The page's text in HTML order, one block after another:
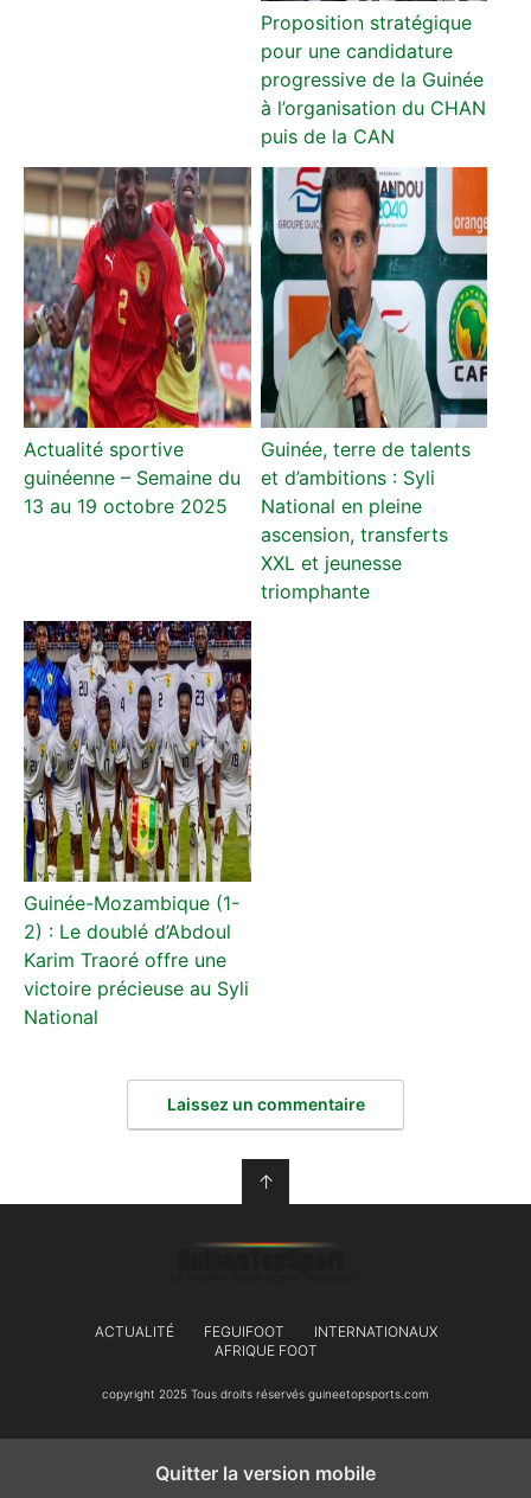
Proposition stratégique
pour une candidature
progressive de la Guinée
à l’organisation du CHAN
puis de la CAN
Actualité sportive
guinéenne – Semaine du
13 au 19 octobre 2025
Guinée, terre de talents
et d’ambitions : Syli
National en pleine
ascension, transferts
XXL et jeunesse
triomphante
Guinée-Mozambique (1-
2) : Le doublé d’Abdoul
Karim Traoré offre une
victoire précieuse au Syli
National
Laissez un commentaire
↑
ACTUALITÉ FEGUIFOOT
INTERNATIONAUX
AFRIQUE FOOT
copyright 2025 Tous droits réservés guineetopsports.com
Quitter la version mobile